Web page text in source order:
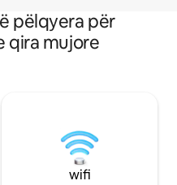
pëlqyera për
qira mujore
wifi